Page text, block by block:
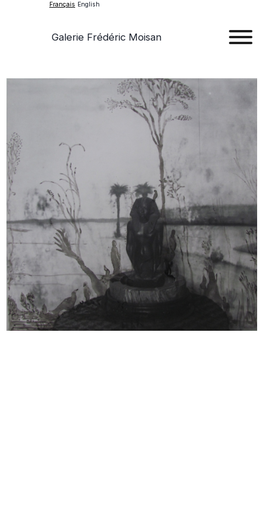
Français English
Galerie Frédéric Moisan
A